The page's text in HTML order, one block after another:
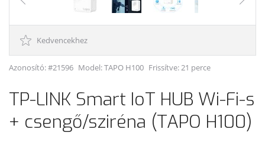
Kedvencekhez
Azonosító: #21596 Model:TAPO H100 Frissítve: 21 perce
TP-LINK Smart IoT HUB Wi-Fi-s
+ csengő/sziréna (TAPO H100)